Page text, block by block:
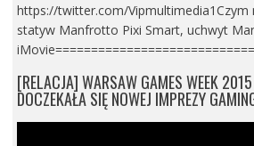
https://twitter.com/Vipmultimedia1Czym
statyw Manfrotto Pixi Smart, uchwyt
[RELACJA] WARSAW GAMES WEEK
DOCZEKAŁA SIĘ NOWEJ IMPREZY